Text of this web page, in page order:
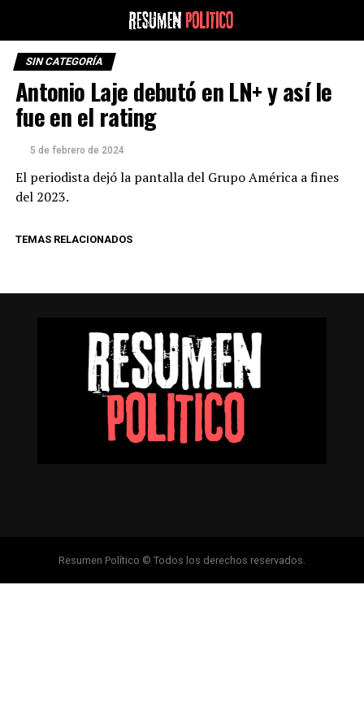
SIN CATEGORÍA
Antonio Laje debutó en LN+ y así le
fue en el rating
5 de febrero de 2024
El periodista dejó la pantalla del Grupo América a fines
del 2023.
TEMAS RELACIONADOS
Resumen Político © Todos los derechos reservados.